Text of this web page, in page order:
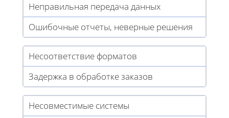
Неправильная передача данных
Ошибочные отчеты, неверные решения
Несоответствие форматов
Задержка в обработке заказов
Несовместимые системы